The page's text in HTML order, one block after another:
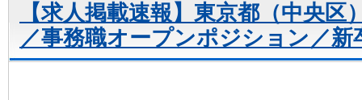
【求人掲載速報】東京都（中央区
／事務職オープンポジション／新